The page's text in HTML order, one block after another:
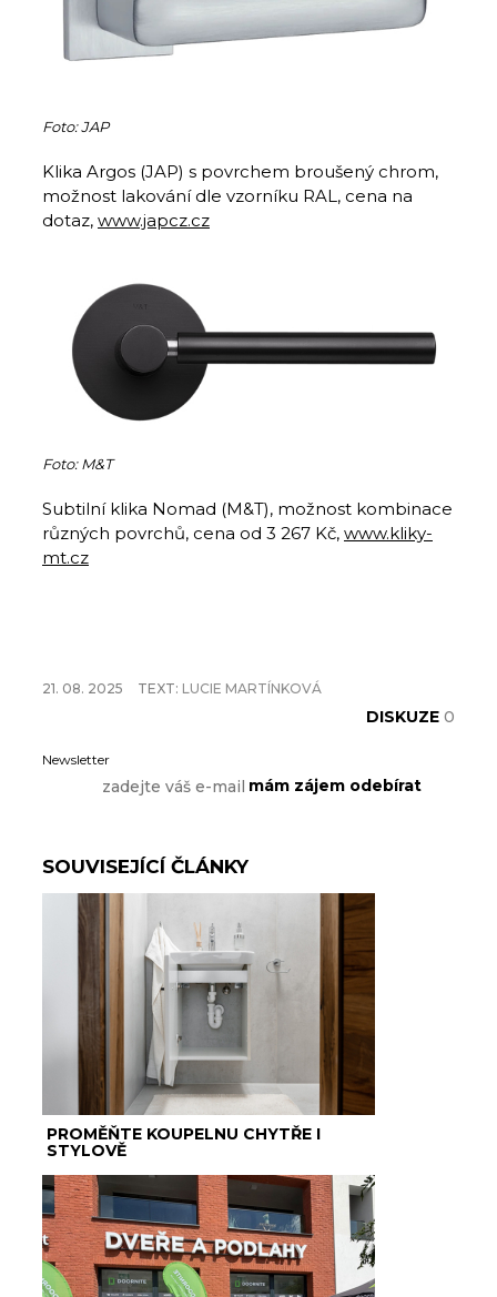
Foto: JAP
Klika Argos (JAP) s povrchem broušený chrom,
možnost lakování dle vzorníku RAL, cena na
dotaz, www.japcz.cz
Foto: M&T
Subtilní klika Nomad (M&T), možnost kombinace
různých povrchů, cena od 3 267 Kč, www.kliky-
mt.cz
21. 08. 2025 TEXT: LUCIE MARTÍNKOVÁ
DISKUZE 0
Newsletter
SOUVISEJÍCÍ ČLÁNKY
PROMĚŇTE KOUPELNU CHYTŘE I
STYLOVĚ